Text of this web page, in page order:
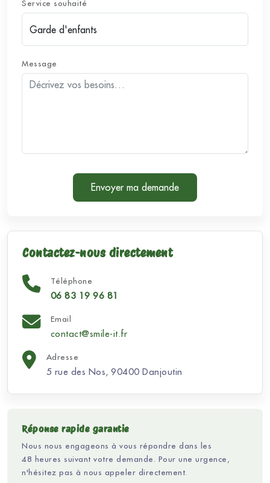
Service souhaité
Message
Envoyer ma demande
Contactez-nous directement
Téléphone
06 83 19 96 81
Email
contact@smile-it.fr
Adresse
5 rue des Nos, 90400 Danjoutin
Réponse rapide garantie
Nous nous engageons à vous répondre dans les
48 heures suivant votre demande. Pour une urgence,
n'hésitez pas à nous appeler directement.